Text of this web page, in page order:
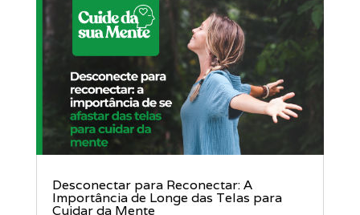
Desconectar para Reconectar: A
Importância de Longe das Telas para
Cuidar da Mente